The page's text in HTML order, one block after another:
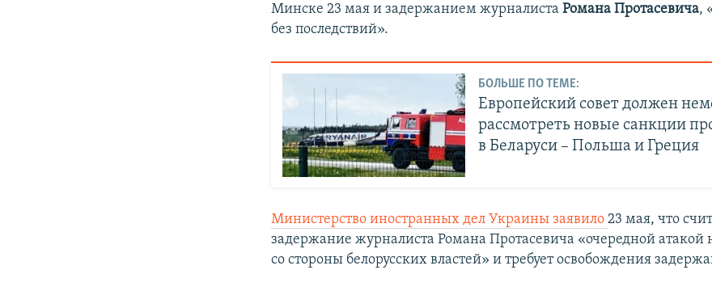
Минске 23 мая и задержанием журналиста Романа Протасевича,
без последствий».
БОЛЬШЕ ПО ТЕМЕ:
Европейский совет должен
рассмотреть новые санкции
в Беларуси – Польша и Греция
Министерство иностранных дел Украины заявило23 мая, что
задержание журналиста Романа Протасевича «очередной атакой
со стороны белорусских властей» и требует освобождения